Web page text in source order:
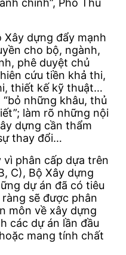
Xây dựng đẩy mạnh
cho bộ, ngành,
phê duyệt chủ
cứu tiền khả thi,
thiết kế kỹ thuật…
những khâu, thủ
làm rõ những nội
dựng cần thẩm
thay đổi…
phân cấp dựa trên
C), Bộ Xây dựng
dự án đã có tiêu
sẽ được phân
môn về xây dựng
các dự án lần đầu
mang tính chất